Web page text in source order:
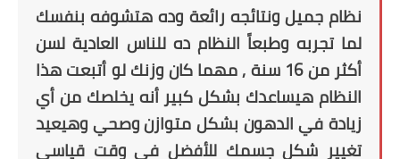
نظام جميل ونتائجه رائعة وده هتشوفه بنفسك
لما تجربه وطبعاً النظام ده للناس العادية لسن
أكثر من 16 سنة , مهما كان وزنك لو أتبعت هذا
النظام هيساعدك بشكل كبير أنه يخلصك من أي
زيادة في الدهون بشكل متوازن وصحي وهيعيد
تغيير شكل جسمك للأفضل في وقت قياسي